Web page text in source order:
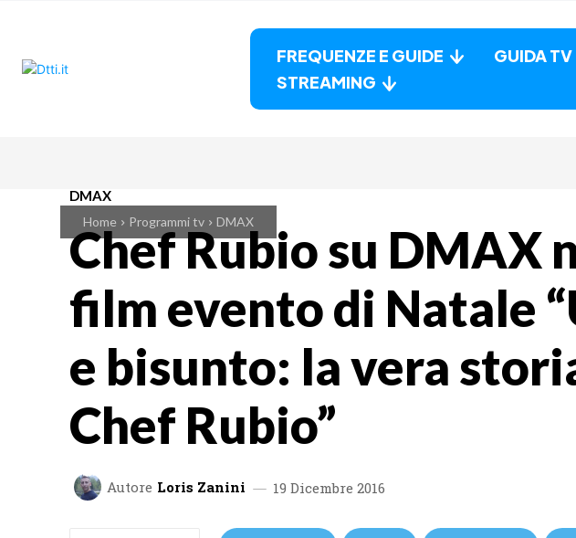
FREQUENZE E GUIDE GUIDA TV
STREAMING
Home Programmi tv DMAX
DMAX
Chef Rubio su DMAX
film evento di Natale
e bisunto: la vera
Chef Rubio”
Autore Loris Zanini 19 Dicembre 2016